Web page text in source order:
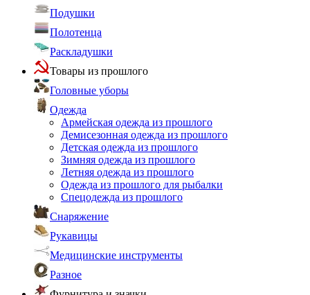
Подушки
Полотенца
Раскладушки
Товары из прошлого
Головные уборы
Одежда
Армейская одежда из прошлого
Демисезонная одежда из прошлого
Детская одежда из прошлого
Зимняя одежда из прошлого
Летняя одежда из прошлого
Одежда из прошлого для рыбалки
Спецодежда из прошлого
Снаряжение
Рукавицы
Медицинские инструменты
Разное